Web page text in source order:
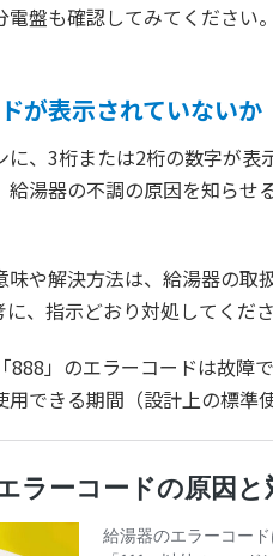
盤も確認してみてください。
が表示されていないか
に、3桁または2桁の数字が
給湯器の不調の原因を知らせ
味や解決方法は、給湯器の取
、指示どおり対処してくださ
888」のエラーコードは故障
できる期間（設計上の標準